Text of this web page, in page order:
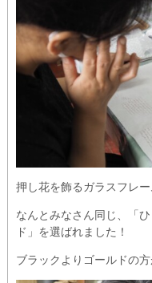
押し花を飾るガラスフレ
なんとみなさん同じ、「
ド」を選ばれました！
ブラックよりゴールドの